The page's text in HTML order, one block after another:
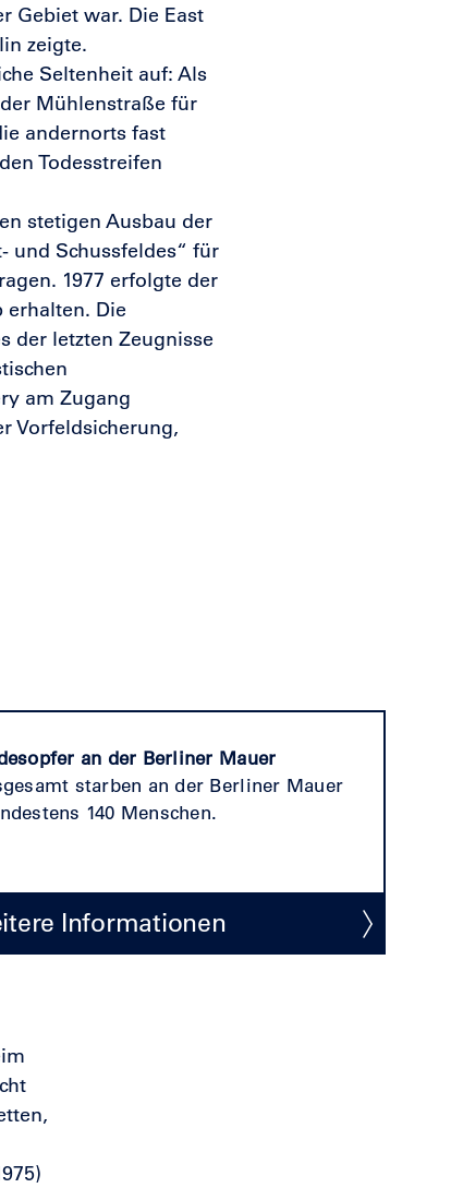
Gebiet war. Die East
zeigte.
Seltenheit auf: Als
Mühlenstraße für
andernorts fast
Todesstreifen
stetigen Ausbau der
und Schussfeldes“ für
1977 erfolgte der
erhalten. Die
der letzten Zeugnisse
am Zugang
Vorfeldsicherung,
an der Berliner Mauer
starben an der Berliner Mauer
140 Menschen.
Informationen